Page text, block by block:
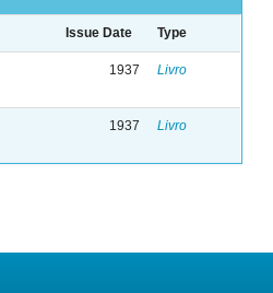
Issue Date Type
1937 Livro
1937 Livro